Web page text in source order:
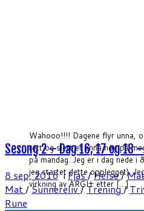
Wahooo!!!! Dagene flyr unna,
rett og slett er ennå høy på
på mandag. Jeg er i dag nede
jeg startet dette opplegget).
virkning av ARGI+ etter […]
Sesong 2 – Dag 16, 17 og 18 –
8 sep, 2016iFjas/Helse/
Mat/Sunnereliv/Trening/
Rune